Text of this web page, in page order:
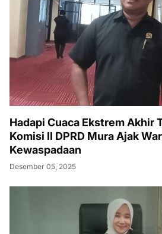
Hadapi Cuaca Ekstrem Akhir
Komisi II DPRD Mura Ajak
Kewaspadaan
Desember 05, 2025